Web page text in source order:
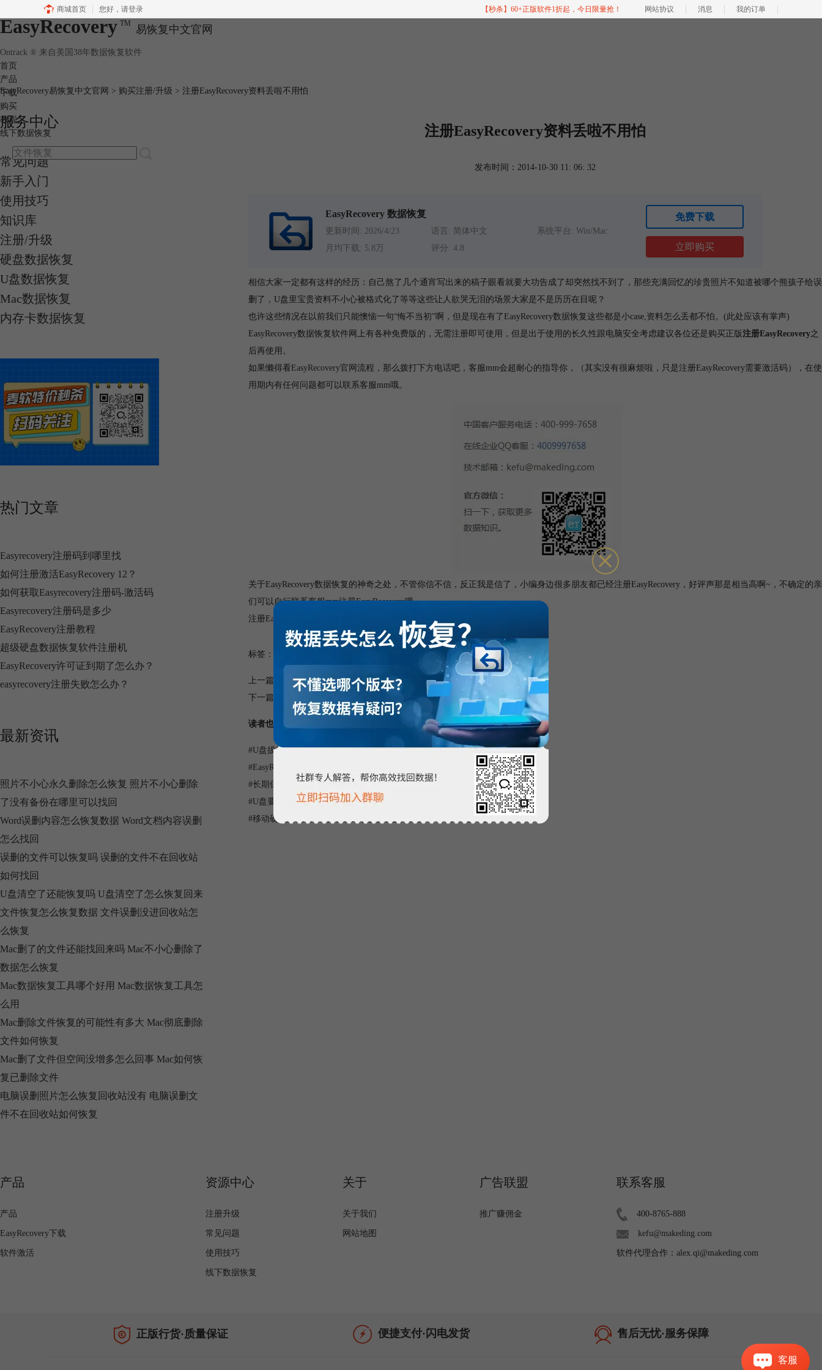
客服
商城首页 您好， 请登录 【秒杀】60+正版软件1折起，今日限量抢！ 网站协议 消息 我的订单
EasyRecovery TM 易恢复中文官网
Ontrack ® 来自美国38年数据恢复软件
首页
产品
下载
购买
教程
线下数据恢复
EasyRecovery易恢复中文官网 > 购买注册/升级 > 注册EasyRecovery资料丢啦不用怕
服务中心
常见问题
新手入门
使用技巧
知识库
注册/升级
硬盘数据恢复
U盘数据恢复
Mac数据恢复
内存卡数据恢复
热门文章
Easyrecovery注册码到哪里找
如何注册激活EasyRecovery 12？
如何获取Easyrecovery注册码-激活码
Easyrecovery注册码是多少
EasyRecovery注册教程
超级硬盘数据恢复软件注册机
EasyRecovery许可证到期了怎么办？
easyrecovery注册失败怎么办？
最新资讯
照片不小心永久删除怎么恢复 照片不小心删除
了没有备份在哪里可以找回
Word误删内容怎么恢复数据 Word文档内容误删
怎么找回
误删的文件可以恢复吗 误删的文件不在回收站
如何找回
U盘清空了还能恢复吗 U盘清空了怎么恢复回来
文件恢复怎么恢复数据 文件误删没进回收站怎
么恢复
Mac删了的文件还能找回来吗 Mac不小心删除了
数据怎么恢复
Mac数据恢复工具哪个好用 Mac数据恢复工具怎
么用
Mac删除文件恢复的可能性有多大 Mac彻底删除
文件如何恢复
Mac删了文件但空间没增多怎么回事 Mac如何恢
复已删除文件
电脑误删照片怎么恢复回收站没有 电脑误删文
件不在回收站如何恢复
注册EasyRecovery资料丢啦不用怕
发布时间：2014-10-30 11: 06: 32
EasyRecovery 数据恢复
更新时间: 2026/4/23 语言: 简体中文
系统平台: Win/Mac
月均下载: 5.8万
评分: 4.8
免费下载
立即购买
相信大家一定都有这样的经历：自己熬了几个通宵写出来的稿子眼看就要大功告成了却突然找不到了，那些充满回忆的珍贵照片不知道被哪个熊孩子给误
删了，U盘里宝贵资料不小心被格式化了等等这些让人欲哭无泪的场景大家是不是历历在目呢？
也许这些情况在以前我们只能懊恼一句“悔不当初”啊，但是现在有了EasyRecovery数据恢复这些都是小case,资料怎么丢都不怕。(此处应该有掌声)
EasyRecovery数据恢复软件网上有各种免费版的，无需注册即可使用，但是出于使用的长久性跟电脑安全考虑建议各位还是购买正版注册EasyRecovery之
后再使用。
如果懒得看EasyRecovery官网 流程，那么拨打下方电话吧，客服mm会超耐心的指导你，（其实没有很麻烦啦，只是注册EasyRecovery需要激活码），在使
用期内有任何问题都可以联系客服mm哦。
关于EasyRecovery数据恢复的神奇之处，不管你信不信，反正我是信了，小编身边很多朋友都已经注册EasyRecovery，好评声那是相当高啊~，不确定的亲
们可以自行联系客服mm注册EasyRecovery哦~
注册EasyRecovery之后，妈妈再也不用担心我误删东西啦~
标签：
上一篇：
获取正版数据恢复软件注册码的必要性
下一篇：
购买 EasyRecovery注册码的好处在哪里
读者也访问过这里:
#U盘拔了文件还能打开吗 U盘没拔出文件丢失怎么找回
#EasyRecovery软件激活失败报错怎么办？EasyRecovery激活失败解决方法！
#长期保存数据用什么硬盘 硬盘数据丢失怎么解决
#U盘要格式化才能打开是坏了吗 U盘要格式化才能打开怎么办
#移动硬盘灯亮但不读取而且响 移动硬盘灯亮但不读取怎么修复
产品
产品
EasyRecovery下载
软件激活
资源中心
注册升级
常见问题
使用技巧
线下数据恢复
关于
关于我们
网站地图
广告联盟
推广赚佣金
联系客服
400-8765-888
kefu@makeding.com
软件代理合作：alex.qi@makeding.com
正版行货·质量保证 便捷支付·闪电发货 售后无忧·服务保障